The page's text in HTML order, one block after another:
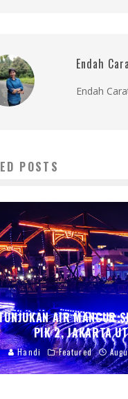
Endah
Endah
POSTS
AIR MANCUR
PIK 2, JAKARTA
Handi Featured